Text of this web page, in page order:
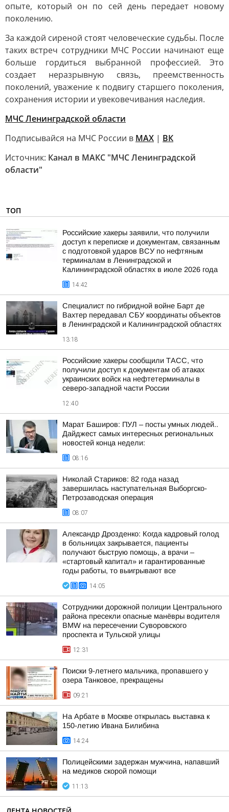
опыте, который он по сей день передает новому
поколению.
За каждой сиреной стоят человеческие судьбы. После
таких встреч сотрудники МЧС России начинают еще
больше гордиться выбранной профессией. Это
создает неразрывную связь, преемственность
поколений, уважение к подвигу старшего поколения,
сохранения истории и увековечивания наследия.
МЧС Ленинградской области
Подписывайся на МЧС России в MAX | ВК
Источник: Канал в МАКС "МЧС Ленинградской
области"
ТОП
Российские хакеры заявили, что получили
доступ к переписке и документам, связанным
с подготовкой ударов ВСУ по нефтяным
терминалам в Ленинградской и
Калининградской областях в июле 2026 года
14:42
Специалист по гибридной войне Барт де
Вахтер передавал СБУ координаты объектов
в Ленинградской и Калининградской областях
13:18
Российские хакеры сообщили ТАСС, что
получили доступ к документам об атаках
украинских войск на нефтетерминалы в
северо-западной части России
12:40
Марат Баширов: ПУЛ – посты умных людей..
Дайджест самых интересных региональных
новостей конца недели:
08:16
Николай Стариков: 82 года назад
завершилась наступательная Выборгско-
Петрозаводская операция
08:07
Александр Дрозденко: Когда кадровый голод
в больницах закрывается, пациенты
получают быструю помощь, а врачи –
«стартовый капитал» и гарантированные
годы работы, то выигрывают все
14:05
Сотрудники дорожной полиции Центрального
района пресекли опасные манёвры водителя
BMW на пересечении Суворовского
проспекта и Тульской улицы
12:31
Поиски 9-летнего мальчика, пропавшего у
озера Танковое, прекращены
09:21
На Арбате в Москве открылась выставка к
150-летию Ивана Билибина
14:24
Полицейскими задержан мужчина, напавший
на медиков скорой помощи
11:13